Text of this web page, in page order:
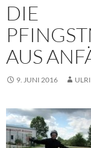
DIE
AUS
9. JUNI 2016